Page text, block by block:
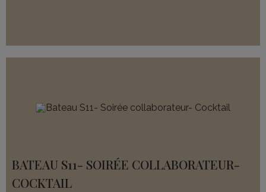
BATEAU S11- SOIRÉE COLLABORATEUR-
COCKTAIL